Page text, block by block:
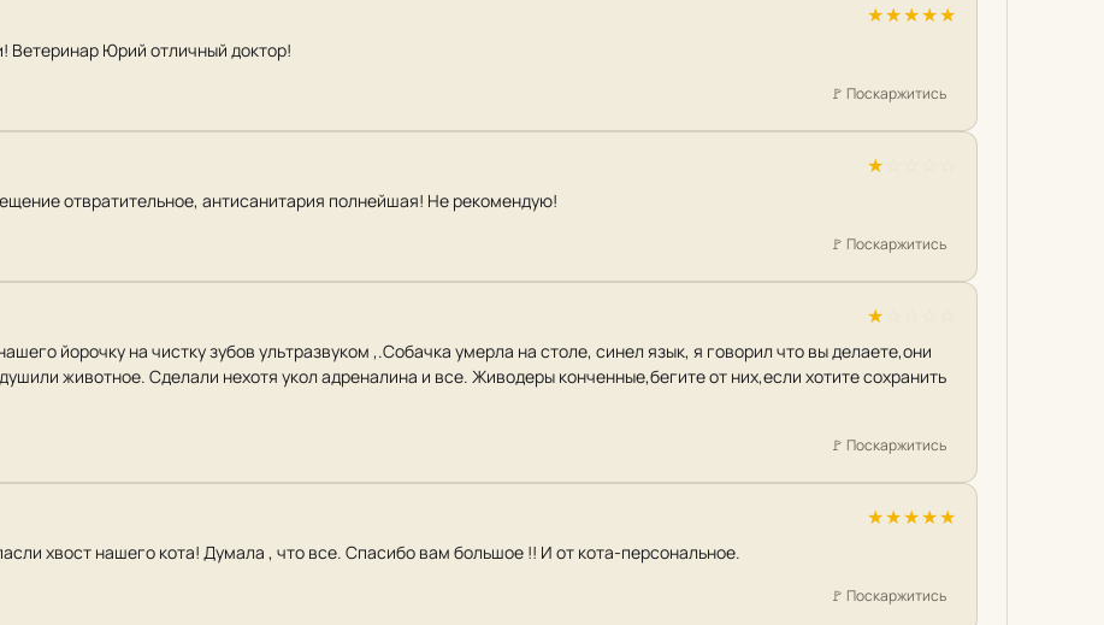
★★★★★
Ветеринар Юрий отличный доктор!
🚩 Поскаржитись
★
отвратительное, антисанитария полнейшая! Не рекомендую!
🚩 Поскаржитись
★
йорочку на чистку зубов ультразвуком ,.Собачка умерла на столе, синел язык, я говорил что вы делаете,они
животное. Сделали нехотя укол адреналина и все. Живодеры конченные,бегите от них,если хотите сохранить
🚩 Поскаржитись
★★★★★
хвост нашего кота! Думала , что все. Спасибо вам большое !! И от кота-персональное.
🚩 Поскаржитись